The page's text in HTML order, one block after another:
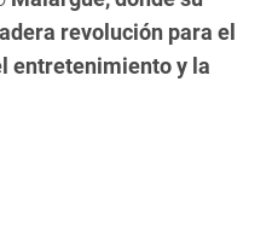
revolución para el
entretenimiento y la